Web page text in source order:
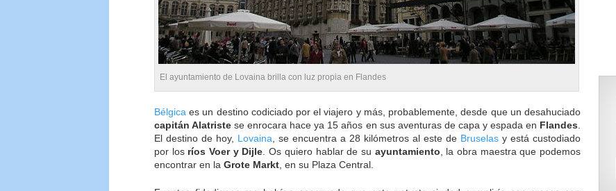
El ayuntamiento de Lovaina brilla con luz propia en Flandes
Bélgica es un destino codiciado por el viajero y más, probablemente, desde que un desahuciado
capitán Alatriste se enrocara hace ya 15 años en sus aventuras de capa y espada en Flandes
El destino de hoy, Lovaina , se encuentra a 28 kilómetros al este de Bruselas y está custodiado
por los ríos Voer y Dijle . Os quiero hablar de su ayuntamiento , la obra maestra que podemos
encontrar en la Grote Markt , en su Plaza Central.